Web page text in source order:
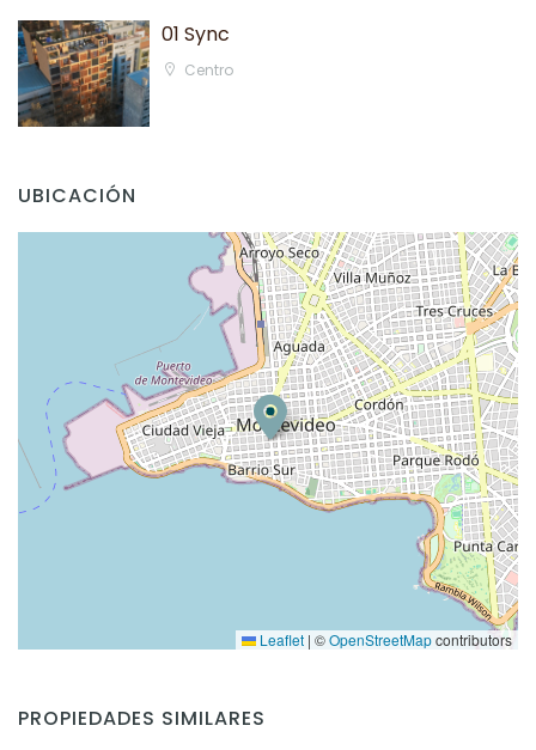
01 Sync
Centro
UBICACIÓN
Leaflet | ©OpenStreetMapcontributors
PROPIEDADES SIMILARES